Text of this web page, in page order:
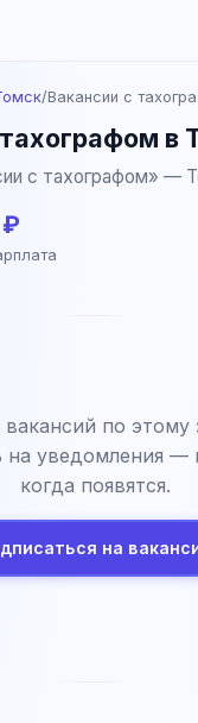
/Вакансии с
в
с тахографом» —
по этому
на уведомления
когда появятся.
на